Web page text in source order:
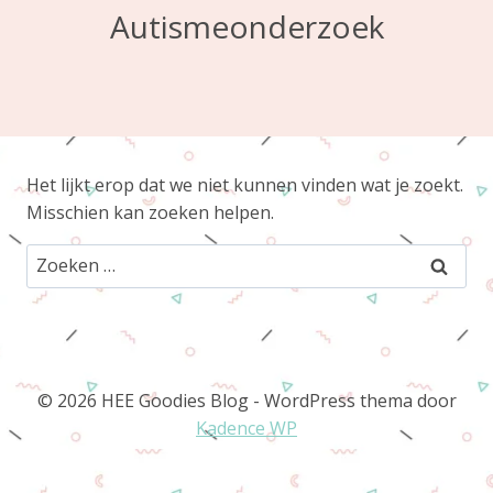
Autismeonderzoek
Het lijkt erop dat we niet kunnen vinden wat je zoekt.
Misschien kan zoeken helpen.
Zoeken
naar:
© 2026 HEE Goodies Blog - WordPress thema door
Kadence WP